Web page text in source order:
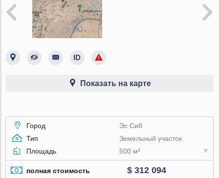
Показать на карте
Город
Эс Сиб
Тип
Земельный участок
Площадь
500 м²
полная стоимость $ 312 094